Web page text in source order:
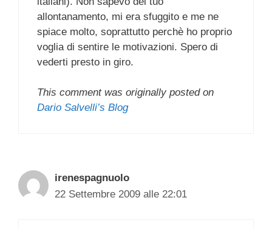
allontanamento, mi era sfuggito e me ne
spiace molto, soprattutto perchè ho proprio
voglia di sentire le motivazioni. Spero di
vederti presto in giro.
This comment was originally posted on
Dario Salvelli’s Blog
irenespagnuolo
22 Settembre 2009 alle 22:01